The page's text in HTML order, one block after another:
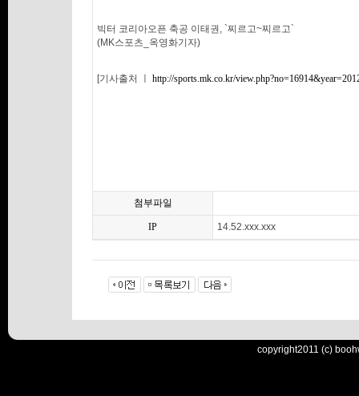
빅터 코리아오픈 축공 이태권, `찌르고~찌르고`
(MK스포츠_옥영화기자)
[기사출처 ㅣ http://sports.mk.co.kr/
첨부파일
IP 14.52.xxx.xxx
copyright2011 (c)